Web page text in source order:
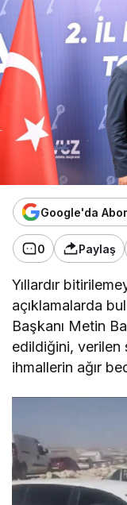
Google'da
0 Paylaş
Yıllardır
açıklamalarda
Başkanı Metin
edildiğini, verilen
ihmallerin ağır